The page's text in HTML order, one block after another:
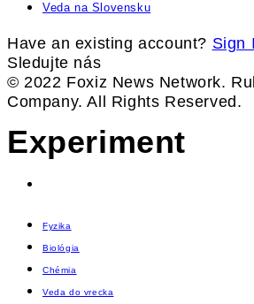
Veda na Slovensku
Have an existing account? Sign
Sledujte nás
© 2022 Foxiz News Network.
Company. All Rights Reserved.
Experiment
Fyzika
Biológia
Chémia
Veda do vrecka